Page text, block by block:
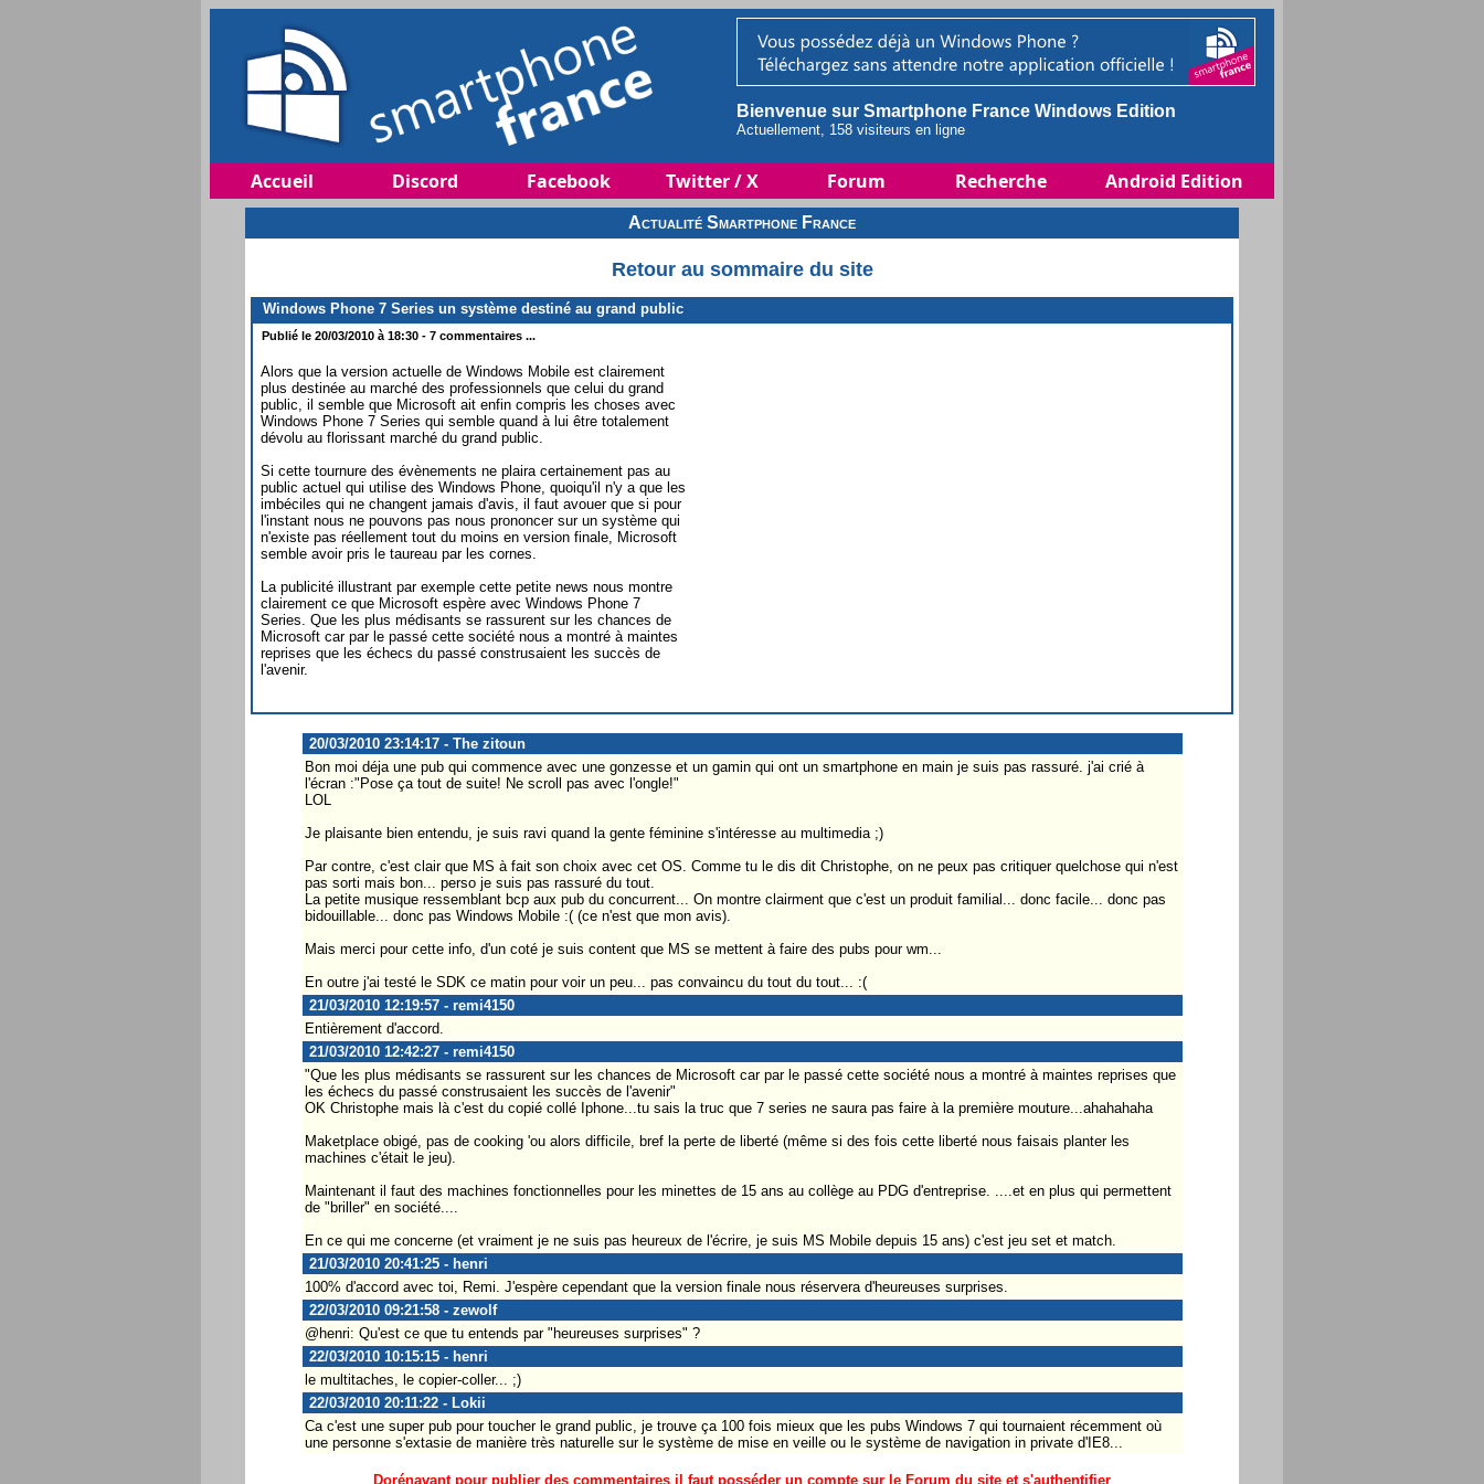
Bienvenue sur Smartphone France Windows Edition
Actuellement, 158 visiteurs en ligne
Accueil Discord Facebook Twitter / X Forum Recherche Android Edition
Actualité Smartphone France
Retour au sommaire du site
Windows Phone 7 Series un système destiné au grand public
Publié le 20/03/2010 à 18:30 - 7 commentaires ...
Alors que la version actuelle de Windows Mobile est clairement
plus destinée au marché des professionnels que celui du grand
public, il semble que Microsoft ait enfin compris les choses avec
Windows Phone 7 Series qui semble quand à lui être totalement
dévolu au florissant marché du grand public.
Si cette tournure des évènements ne plaira certainement pas au
public actuel qui utilise des Windows Phone, quoiqu'il n'y a que les
imbéciles qui ne changent jamais d'avis, il faut avouer que si pour
l'instant nous ne pouvons pas nous prononcer sur un système qui
n'existe pas réellement tout du moins en version finale, Microsoft
semble avoir pris le taureau par les cornes.
La publicité illustrant par exemple cette petite news nous montre
clairement ce que Microsoft espère avec Windows Phone 7
Series. Que les plus médisants se rassurent sur les chances de
Microsoft car par le passé cette société nous a montré à maintes
reprises que les échecs du passé construsaient les succès de
l'avenir.
20/03/2010 23:14:17 - The zitoun
Bon moi déja une pub qui commence avec une gonzesse et un gamin qui ont un smartphone en main je suis pas rassuré. j'ai crié à
l'écran :"Pose ça tout de suite! Ne scroll pas avec l'ongle!"
LOL
Je plaisante bien entendu, je suis ravi quand la gente féminine s'intéresse au multimedia ;)
Par contre, c'est clair que MS à fait son choix avec cet OS. Comme tu le dis dit Christophe, on ne peux pas critiquer quelchose qui n'est
pas sorti mais bon... perso je suis pas rassuré du tout.
La petite musique ressemblant bcp aux pub du concurrent... On montre clairment que c'est un produit familial... donc facile... donc pas
bidouillable... donc pas Windows Mobile :( (ce n'est que mon avis).
Mais merci pour cette info, d'un coté je suis content que MS se mettent à faire des pubs pour wm...
En outre j'ai testé le SDK ce matin pour voir un peu... pas convaincu du tout du tout... :(
21/03/2010 12:19:57 - remi4150
Entièrement d'accord.
21/03/2010 12:42:27 - remi4150
"Que les plus médisants se rassurent sur les chances de Microsoft car par le passé cette société nous a montré à maintes reprises que
les échecs du passé construsaient les succès de l'avenir"
OK Christophe mais là c'est du copié collé Iphone...tu sais la truc que 7 series ne saura pas faire à la première mouture...ahahahaha
Maketplace obigé, pas de cooking 'ou alors difficile, bref la perte de liberté (même si des fois cette liberté nous faisais planter les
machines c'était le jeu).
Maintenant il faut des machines fonctionnelles pour les minettes de 15 ans au collège au PDG d'entreprise. ....et en plus qui permettent
de "briller" en société....
En ce qui me concerne (et vraiment je ne suis pas heureux de l'écrire, je suis MS Mobile depuis 15 ans) c'est jeu set et match.
21/03/2010 20:41:25 - henri
100% d'accord avec toi, Remi. J'espère cependant que la version finale nous réservera d'heureuses surprises.
22/03/2010 09:21:58 - zewolf
@henri: Qu'est ce que tu entends par "heureuses surprises" ?
22/03/2010 10:15:15 - henri
le multitaches, le copier-coller... ;)
22/03/2010 20:11:22 - Lokii
Ca c'est une super pub pour toucher le grand public, je trouve ça 100 fois mieux que les pubs Windows 7 qui tournaient récemment où
une personne s'extasie de manière très naturelle sur le système de mise en veille ou le système de navigation in private d'IE8...
Dorénavant pour publier des commentaires il faut posséder un compte sur le Forum du site et s'authentifier